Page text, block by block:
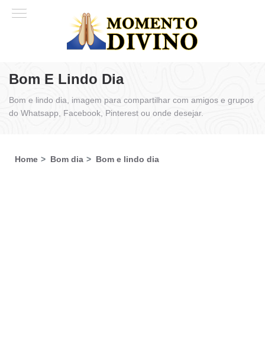
Bom E Lindo Dia
Bom e lindo dia, imagem para compartilhar com amigos e grupos
do Whatsapp, Facebook, Pinterest ou onde desejar.
Home Bom dia Bom e lindo dia